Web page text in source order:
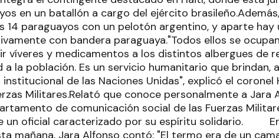
en un batallón a cargo del ejército
14 paraguayos con un pelotón argentino, y aparte hay
con bandera paraguaya."Todos ellos se
víveres y medicamentos a los distintos albergues de
la población. Es un servicio humanitario que brindan,
de las Naciones Unidas", explicó el coronel
Militares.Relató que conoce personalmente a Jara
de comunicación social de las Fuerzas
un oficial caracterizado por su espíritu solidario.
mañana, Jara Alfonso contó: "El termo era de un